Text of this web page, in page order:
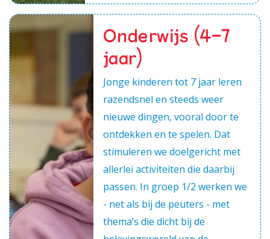
Onderwijs (4-7
jaar)
Jonge kinderen tot 7 jaar leren
razendsnel en steeds weer
nieuwe dingen, vooral door te
ontdekken en te spelen. Dat
stimuleren we doelgericht met
allerlei activiteiten die daarbij
passen. In groep 1/2 werken we
- net als bij de peuters - met
thema’s die dicht bij de